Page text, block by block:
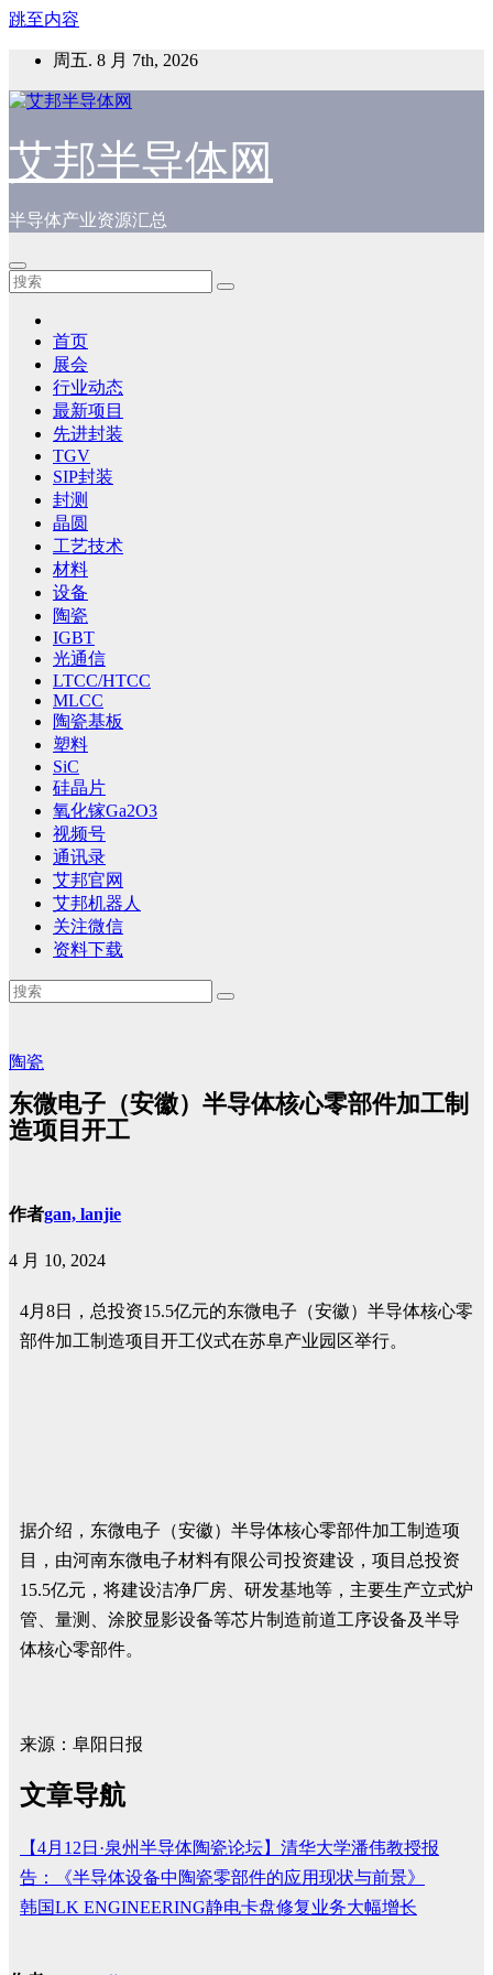
跳至内容
周五. 8 月 7th, 2026
艾邦半导体网
半导体产业资源汇总
首页
展会
行业动态
最新项目
先进封装
TGV
SIP封装
封测
晶圆
工艺技术
材料
设备
陶瓷
IGBT
光通信
LTCC/HTCC
MLCC
陶瓷基板
塑料
SiC
硅晶片
氧化镓Ga2O3
视频号
通讯录
艾邦官网
艾邦机器人
关注微信
资料下载
陶瓷
东微电子（安徽）半导体核心零部件加工制
造项目开工
作者gan, lanjie
4 月 10, 2024
4月8日，总投资15.5亿元的东微电子（安徽）半导体核心零
部件加工制造项目开工仪式在苏阜产业园区举行。
据介绍，东微电子（安徽）半导体核心零部件加工制造项
目，由河南东微电子材料有限公司投资建设，项目总投资
15.5亿元，将建设洁净厂房、研发基地等，主要生产立式炉
管、量测、涂胶显影设备等芯片制造前道工序设备及半导
体核心零部件。
来源：阜阳日报
文章导航
【4月12日·泉州半导体陶瓷论坛】清华大学潘伟教授报
告：《半导体设备中陶瓷零部件的应用现状与前景》
韩国LK ENGINEERING静电卡盘修复业务大幅增长